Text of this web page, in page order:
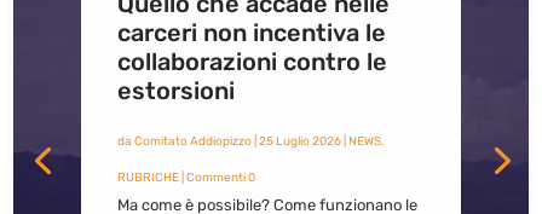
carceri non incentiva le
collaborazioni contro le
estorsioni
da Comitato Addiopizzo| 25 Luglio 2026| NEWS,
RUBRICHE| Commenti 0
Ma come è possibile? Come funzionano le